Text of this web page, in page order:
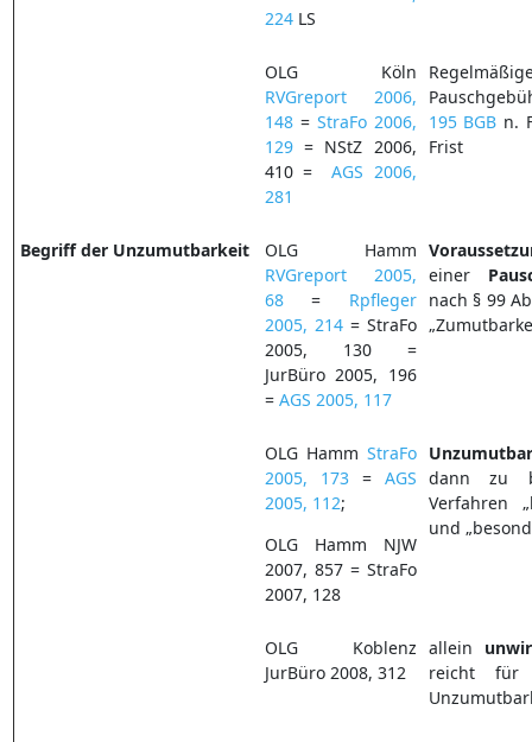
224LS
OLG Köln
RVGreport 2006,
148= StraFo 2006,
129= NStZ 2006,
410 =AGS 2006,
281
195 BGB n.
Frist
Begriff der Unzumutbarkeit
OLG Hamm
RVGreport 2005,
68= Rpfleger
2005, 214= StraFo
2005, 130 =
JurBüro 2005, 196
= AGS 2005, 117
einer
nach § 99
OLG Hamm StraFo
2005, 173= AGS
2005, 112;
OLG Hamm NJW
2007, 857 = StraFo
2007, 128
dann zu
Verfahren
und
OLG Koblenz
JurBüro 2008, 312
allein
reicht für